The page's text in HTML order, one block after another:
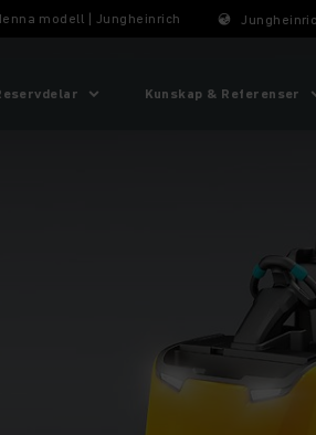
modell | Jungheinrich
Kunskap & Referenser